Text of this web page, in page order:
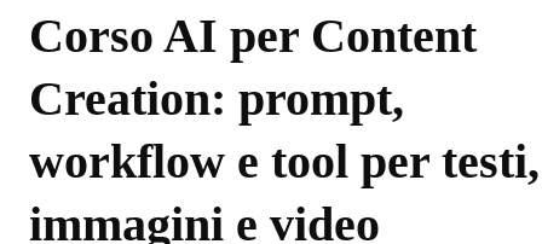
Corso AI per Content
Creation: prompt,
workflow e tool per testi,
immagini e video